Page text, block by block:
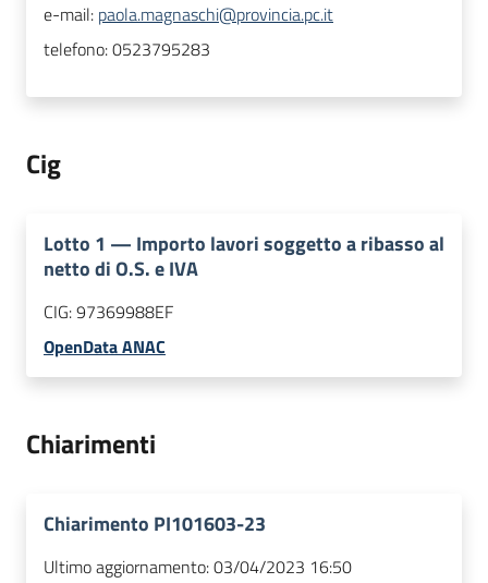
e-mail: paola.magnaschi@provincia.pc.it
telefono:0523795283
Cig
Lotto 1 — Importo lavori soggetto a ribasso al
netto di O.S. e IVA
CIG:97369988EF
OpenData ANAC
Chiarimenti
Chiarimento PI101603-23
Ultimo aggiornamento:03/04/2023 16:50